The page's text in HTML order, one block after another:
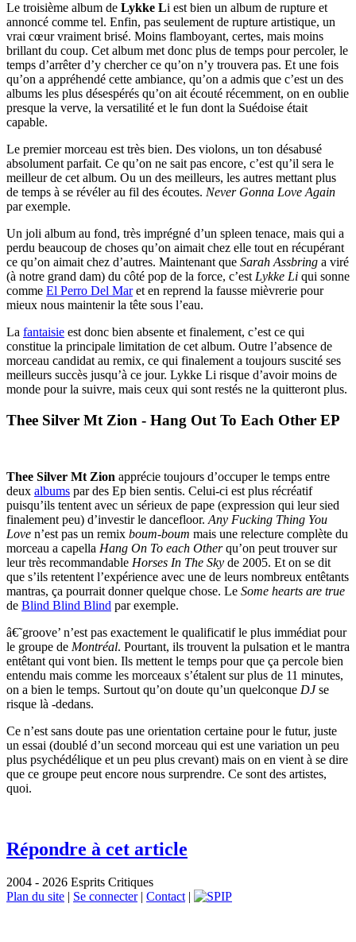
Le troisième album de Lykke Li est bien un album de rupture et
annoncé comme tel. Enfin, pas seulement de rupture artistique, un
vrai cœur vraiment brisé. Moins flamboyant, certes, mais moins
brillant du coup. Cet album met donc plus de temps pour percoler, le
temps d’arrêter d’y chercher ce qu’on n’y trouvera pas. Et une fois
qu’on a appréhendé cette ambiance, qu’on a admis que c’est un des
albums les plus désespérés qu’on ait écouté récemment, on en oublie
presque la verve, la versatilité et le fun dont la Suédoise était
capable.
Le premier morceau est très bien. Des violons, un ton désabusé
absolument parfait. Ce qu’on ne sait pas encore, c’est qu’il sera le
meilleur de cet album. Ou un des meilleurs, les autres mettant plus
de temps à se révéler au fil des écoutes. Never Gonna Love Again
par exemple.
Un joli album au fond, très imprégné d’un spleen tenace, mais qui a
perdu beaucoup de choses qu’on aimait chez elle tout en récupérant
ce qu’on aimait chez d’autres. Maintenant que Sarah Assbring a viré
(à notre grand dam) du côté pop de la force, c’est Lykke Li qui sonne
comme El Perro Del Maret en reprend la fausse mièvrerie pour
mieux nous maintenir la tête sous l’eau.
La fantaisie est donc bien absente et finalement, c’est ce qui
constitue la principale limitation de cet album. Outre l’absence de
morceau candidat au remix, ce qui finalement a toujours suscité ses
meilleurs succès jusqu’à ce jour. Lykke Li risque d’avoir moins de
monde pour la suivre, mais ceux qui sont restés ne la quitteront plus.
Thee Silver Mt Zion - Hang Out To Each Other EP
Thee Silver Mt Zion apprécie toujours d’occuper le temps entre
deux albums par des Ep bien sentis. Celui-ci est plus récréatif
puisqu’ils tentent avec un sérieux de pape (expression qui leur sied
finalement peu) d’investir le dancefloor. Any Fucking Thing You
Love n’est pas un remix boum-boum mais une relecture complète du
morceau a capella Hang On To each Otherqu’on peut trouver sur
leur très recommandable Horses In The Sky de 2005. Et on se dit
que s’ils retentent l’expérience avec une de leurs nombreux entêtants
mantras, ça pourrait donner quelque chose. Le Some hearts are true
de Blind Blind Blind par exemple.
â€˜groove’ n’est pas exactement le qualificatif le plus immédiat pour
le groupe de Montréal. Pourtant, ils trouvent la pulsation et le mantra
entêtant qui vont bien. Ils mettent le temps pour que ça percole bien
entendu mais comme les morceaux s’étalent sur plus de 11 minutes,
on a bien le temps. Surtout qu’on doute qu’un quelconque DJse
risque là -dedans.
Ce n’est sans doute pas une orientation certaine pour le futur, juste
un essai (doublé d’un second morceau qui est une variation un peu
plus psychédélique et un peu plus crevant) mais on en vient à se dire
que ce groupe peut encore nous surprendre. Ce sont des artistes,
quoi.
Répondre à cet article
2004 - 2026 Esprits Critiques
Plan du site | Se connecter| Contact|